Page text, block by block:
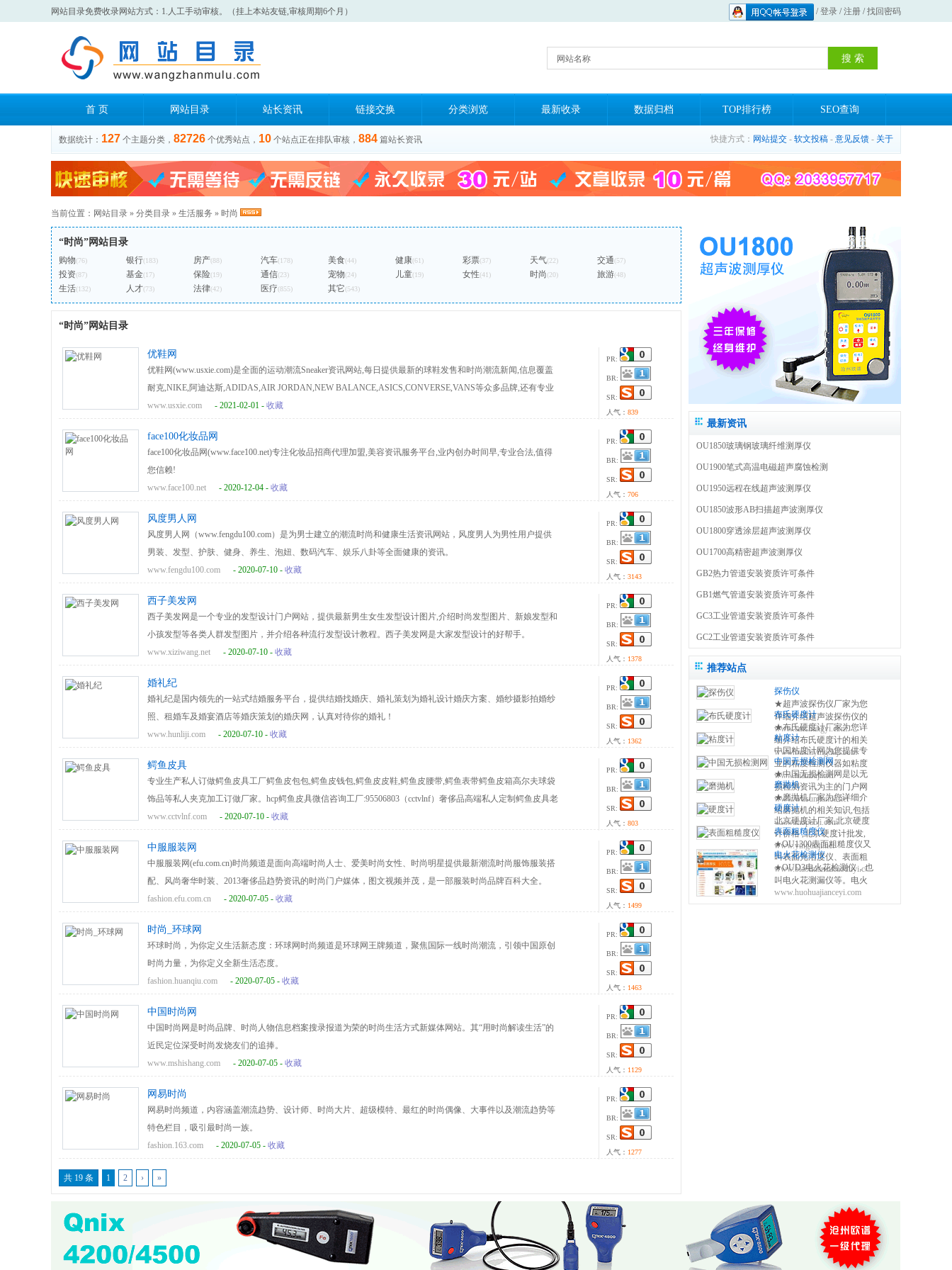
网站目录免费收录网站方式：1.人工手动审核。（挂上本站友链,审核周期6个月） /登录 /注册 /找回密码
网站名称
首 页 网站目录 站长资讯 链接交换 分类浏览 最新收录 数据归档 TOP排行榜 SEO查询
数据统计： 127 个主题分类， 82726 个优秀站点， 10 个站点正在排队审核， 884 篇站长资讯 快捷方式： 网站提交 - 软文投稿 - 意见反馈 - 关于
当前位置： 网站目录 » 分类目录 » 生活服务 » 时尚
“时尚”网站目录
购物(76) 银行(183) 房产(88) 汽车(178) 美食(44) 健康(61) 彩票(37) 天气(22) 交通(57)
投资(87) 基金(17) 保险(19) 通信(23) 宠物(24) 儿童(19) 女性(41) 时尚(20) 旅游(48)
生活(132) 人才(73) 法律(42) 医疗(855) 其它(543)
“时尚”网站目录
优鞋网
优鞋网(www.usxie.com)是全面的运动潮流Sneaker资讯网站,每日提供最新的球鞋发售和时尚潮流新闻,信息覆盖
耐克,NIKE,阿迪达斯,ADIDAS,AIR JORDAN,NEW BALANCE,ASICS,CONVERSE,VANS等众多品牌,还有专业
的装备百科和装备评测频道,让爱好运动,潮流,时尚文化的Sneakers了解到更多运动产品及Sneaker相关知识.
www.usxie.com - 2021-02-01 - 收藏
PR:
BR:
SR:
人气： 839
face100化妆品网
face100化妆品网(www.face100.net)专注化妆品招商代理加盟,美容资讯服务平台,业内创办时间早,专业合法,值得
您信赖!
www.face100.net
- 2020-12-04 - 收藏
PR:
BR:
SR:
人气： 706
风度男人网
风度男人网（www.fengdu100.com）是为男士建立的潮流时尚和健康生活资讯网站，风度男人为男性用户提供
男装、发型、护肤、健身、养生、泡妞、数码汽车、娱乐八卦等全面健康的资讯。
www.fengdu100.com
- 2020-07-10 - 收藏
PR:
BR:
SR:
人气： 3143
西子美发网
西子美发网是一个专业的发型设计门户网站，提供最新男生女生发型设计图片,介绍时尚发型图片、新娘发型和
小孩发型等各类人群发型图片，并介绍各种流行发型设计教程。西子美发网是大家发型设计的好帮手。
www.xiziwang.net
- 2020-07-10 - 收藏
PR:
BR:
SR:
人气： 1378
婚礼纪
婚礼纪是国内领先的一站式结婚服务平台，提供结婚找婚庆、婚礼策划为婚礼设计婚庆方案、婚纱摄影拍婚纱
照、租婚车及婚宴酒店等婚庆策划的婚庆网，认真对待你的婚礼！
www.hunliji.com
- 2020-07-10 - 收藏
PR:
BR:
SR:
人气： 1362
鳄鱼皮具
专业生产私人订做鳄鱼皮具工厂鳄鱼皮包包,鳄鱼皮钱包,鳄鱼皮皮鞋,鳄鱼皮腰带,鳄鱼表带鳄鱼皮箱高尔夫球袋
饰品等私人夹克加工订做厂家。hcp鳄鱼皮具微信咨询工厂:95506803（cctvlnf）奢侈品高端私人定制鳄鱼皮具老
专家厂家（高级私人工作室定做hcp鳄鱼皮具）！
www.cctvlnf.com - 2020-07-10 - 收藏
PR:
BR:
SR:
人气： 803
中服服装网
中服服装网(efu.com.cn)时尚频道是面向高端时尚人士、爱美时尚女性、时尚明星提供最新潮流时尚服饰服装搭
配、风尚奢华时装、2013奢侈品趋势资讯的时尚门户媒体，图文视频并茂，是一部服装时尚品牌百科大全。
fashion.efu.com.cn
- 2020-07-05 - 收藏
PR:
BR:
SR:
人气： 1499
时尚_环球网
环球时尚，为你定义生活新态度：环球网时尚频道是环球网王牌频道，聚焦国际一线时尚潮流，引领中国原创
时尚力量，为你定义全新生活态度。
fashion.huanqiu.com
- 2020-07-05 - 收藏
PR:
BR:
SR:
人气： 1463
中国时尚网
中国时尚网是时尚品牌、时尚人物信息档案搜录报道为荣的时尚生活方式新媒体网站。其“用时尚解读生活”的
近民定位深受时尚发烧友们的追捧。
www.mshishang.com
- 2020-07-05 - 收藏
PR:
BR:
SR:
人气： 1129
网易时尚
网易时尚频道，内容涵盖潮流趋势、设计师、时尚大片、超级模特、最红的时尚偶像、大事件以及潮流趋势等
特色栏目，吸引最时尚一族。
fashion.163.com
- 2020-07-05 - 收藏
PR:
BR:
SR:
人气： 1277
共 19 条 1 2 › »
最新资讯
OU1850玻璃钢玻璃纤维测厚仪
OU1900笔式高温电磁超声腐蚀检测
OU1950远程在线超声波测厚仪
OU1850波形AB扫描超声波测厚仪
OU1800穿透涂层超声波测厚仪
OU1700高精密超声波测厚仪
GB2热力管道安装资质许可条件
GB1燃气管道安装资质许可条件
GC3工业管道安装资质许可条件
GC2工业管道安装资质许可条件
推荐站点
探伤仪
★超声波探伤仪厂家为您
详细介绍超声波探伤仪的
相关知识,包括磁粉探伤仪
原理,使用方法,操作注意事
项等,使您更好的了解和使
用便携式探伤设备 0317-
3038768
www.tanshangyi.com
布氏硬度计
★布氏硬度计厂家为您详
细介绍布氏硬度计的相关
知识,包括布氏硬度计原理,
使用方法,使用注意事项,维
修保养等,使您更好的了解
和使用布氏硬度测量仪方
法 0317-3038768
www.bushiyingduji.com
粘度计
中国粘度计网为您提供专
业的粘度检测仪器如粘度
杯,旋转粘度计,手持式粘度
计,斯托默粘度计,温控一体
式粘度计,聚合物粘度计等
粘度检测仪器的产品供应
商信息及技术资讯。
www.nianduji.net
中国无损检测网
★中国无损检测网是以无
损检测资讯为主的门户网
站，提供全面及时的无损
检测设备、无损超声探
伤、无损设备、无损标准
等，设有资讯、标准、展
会、仪器、技术、下载等
20多个内容频道。
www.wusunjiance.net
磨抛机
★磨抛机厂家为您详细介
绍磨抛机的相关知识,包括
磨抛机原理,使用方法,使用
注意事项,维修保养等,使您
更好的了解和使用磨抛机
方法 0317-3038768
www.mopaoji.com
硬度计
北京硬度计厂家,北京硬度
计价格 ,北京硬度计批发,
北京硬度计网为您提供里
氏硬度计、布氏硬度计、
洛氏硬度计、维氏硬度
计、邵氏硬度计、超声波
硬度计的供求信息，免费
www.yingduji.net
表面粗糙度仪
★OU1300表面粗糙度仪又
叫表面光洁度仪、表面粗
糙度检测仪、粗糙度测量
仪、粗糙度测试仪等，表
面粗糙度仪由仪器内部的
www.biaomiancucaoduyi.com
电火花检测仪
★OUD3电火花检测仪，也
叫电火花测漏仪等。电火
花检测仪主要用来检测金
www.huohuajianceyi.com